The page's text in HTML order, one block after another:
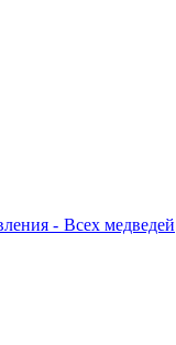
- Всех медведей